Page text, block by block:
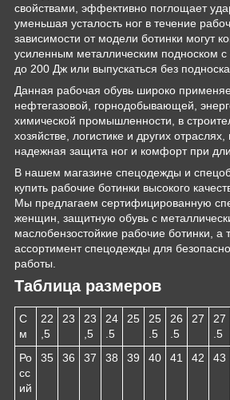
свойствами, эффективно поглощает
уменьшая усталость ног в течение
зависимости от модели ботинки могут
усиленным металлическим подноском с
до 200 Дж или выпускаться без подноска.
Данная рабочая обувь широко
нефтегазовой, горнодобывающей,
химической промышленности, в
хозяйстве, логистике и других отраслях,
надежная защита ног и комфорт при
В нашем магазине спецодежды и
купить рабочие ботинки высокого
Мы предлагаем сертифицированную
женщин, защитную обувь с
маслобензостойкие рабочие ботинки, а
ассортимент спецодежды для
работы.
Таблица размеров
С
м
22
,5
23
23
,5
24
.5
25
25
.5
26
.5
27
27
.5
Ро
сс
ий
35 36 37 38 39 40 41 42 43